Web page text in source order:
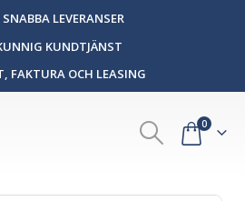
SNABBA LEVERANSER
KUNDTJÄNST
FAKTURA OCH LEASING
0